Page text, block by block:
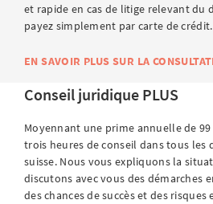
et rapide en cas de litige relevant du
payez simplement par carte de crédit.
EN SAVOIR PLUS SUR LA
Conseil juridique PLUS
Moyennant une prime annuelle de 99
trois heures de conseil dans tous les
suisse. Nous vous expliquons la
discutons avec vous des démarches
des chances de succès et des risques